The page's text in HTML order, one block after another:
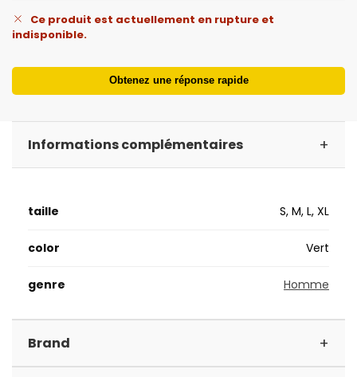
Ce produit est actuellement en rupture et
indisponible.
Obtenez une réponse rapide
Informations complémentaires +
taille S, M, L, XL
color Vert
genre Homme
Brand +